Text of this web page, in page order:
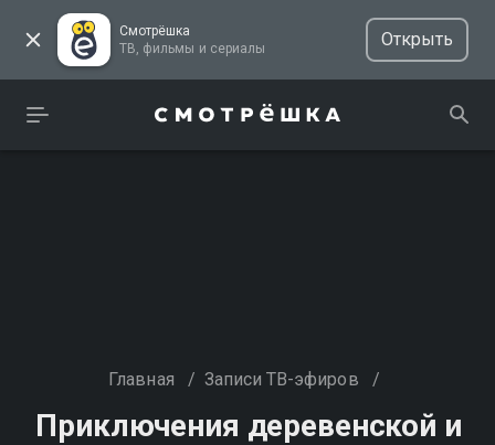
Смотрёшка
ТВ, фильмы и сериалы
Открыть
Главная / Записи ТВ-эфиров /
Приключения деревенской и